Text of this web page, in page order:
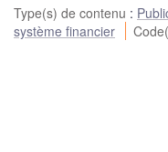
Type(s) de contenu :
système financier